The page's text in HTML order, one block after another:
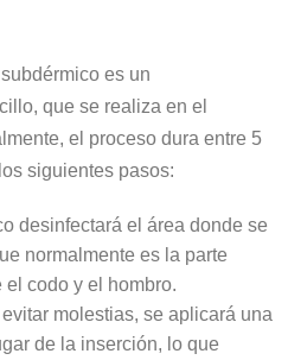
es un
que se realiza en el
el proceso dura entre 5
siguientes pasos:
desinfectará el área donde se
normalmente es la parte
el codo y el hombro.
evitar molestias, se aplicará una
de la inserción, lo que